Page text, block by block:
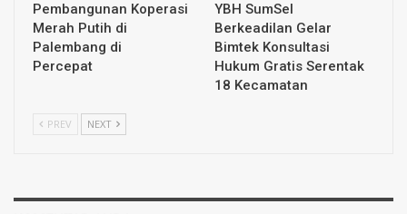
Pembangunan Koperasi
Merah Putih di
Palembang di
Percepat
YBH SumSel
Berkeadilan Gelar
Bimtek Konsultasi
Hukum Gratis Serentak
18 Kecamatan
PREV NEXT